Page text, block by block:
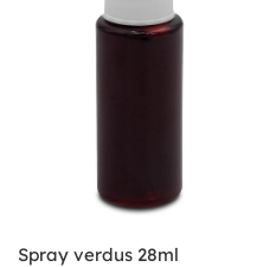
Spray verdus 28ml